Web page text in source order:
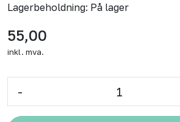
Lagerbeholdning: På lager
55,00
inkl. mva.
-